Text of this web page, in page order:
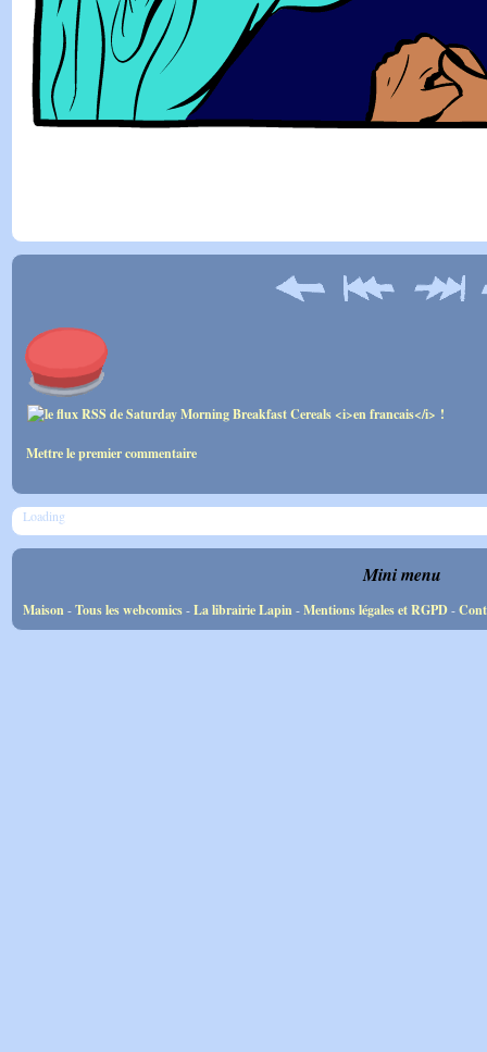
Mettre le premier commentaire
Loading
Mini menu
Maison-Tous les webcomics-La librairie Lapin-Mentions légales et RGPD-